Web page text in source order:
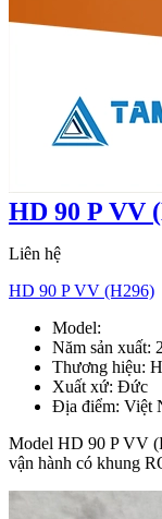
HD 90 P VV
Liên hệ
HD 90 P VV (H296)
Model:
Năm sản xuất:
Thương hiệu:
Xuất xứ: Đức
Địa điểm: Việt
Model HD 90 P VV
vận hành có khung